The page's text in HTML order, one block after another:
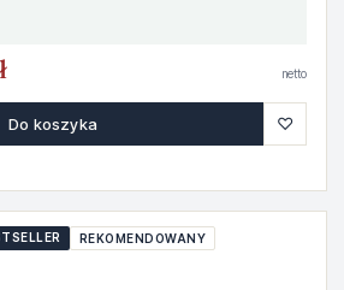
netto
Do koszyka ♡
REKOMENDOWANY